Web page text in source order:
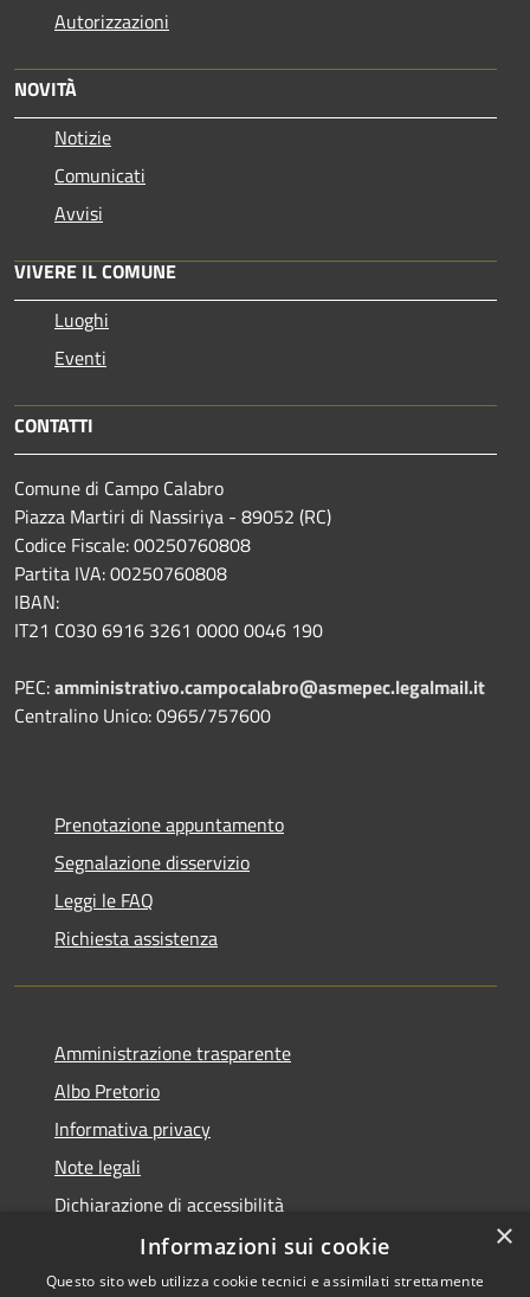
Autorizzazioni
NOVITÀ
Notizie
Comunicati
Avvisi
VIVERE IL COMUNE
Luoghi
Eventi
CONTATTI
Comune di Campo Calabro
Piazza Martiri di Nassiriya - 89052 (RC)
Codice Fiscale: 00250760808
Partita IVA: 00250760808
IBAN:
IT21 C030 6916 3261 0000 0046 190
PEC:amministrativo.campocalabro@asmepec.legalmail.it
Centralino Unico: 0965/757600
Prenotazione appuntamento
Segnalazione disservizio
Leggi le FAQ
Richiesta assistenza
Amministrazione trasparente
Albo Pretorio
Informativa privacy
Note legali
Dichiarazione di accessibilità
×
Informazioni sui cookie
Questo sito web utilizza cookie tecnici e assimilati strettamente